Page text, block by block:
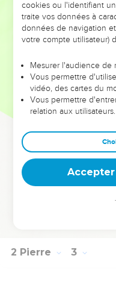
notre Sauveur, ont
monde, mais ils peuvent
vaincre par elles. Alors
Ils ont connu le
abandonné les
appris. Dans ce cas, il
pas ce chemin.
Maintenant, ce qui
proverbe : « Le chien
« le cochon qui vient
dans la boue ».
© Société biblique française –
2 Pierre 3
cookies ou l'identifiant
traite vos données à
données de navigation
votre compte utilisateur)
Mesurer l'audience de
Vous permettre
vidéo, des cartes du
Vous permettre
relation aux utilisateurs.